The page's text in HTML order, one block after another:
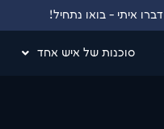
דברו איתי - בואו נתחיל!
סוכנות של איש אחד